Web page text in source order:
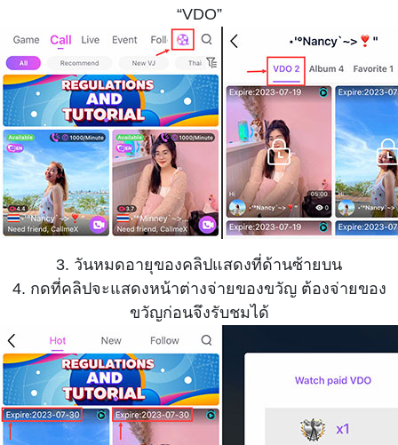
“VDO”
3. วันหมดอายุของคลิปแสดงที่ด้านซ้ายบน
4. กดที่คลิปจะแสดงหน้าต่างจ่ายของขวัญ ต้องจ่ายของ
ขวัญก่อนจึงรับชมได้